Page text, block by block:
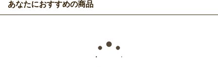
あなたにおすすめの商品